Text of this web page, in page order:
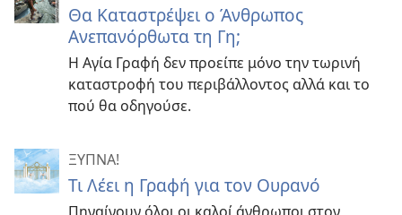
Θα Καταστρέψει ο Άνθρωπος
Ανεπανόρθωτα τη Γη;
Η Αγία Γραφή δεν προείπε μόνο την τωρινή
καταστροφή του περιβάλλοντος αλλά και το
πού θα οδηγούσε.
ΞΥΠΝΑ!
Τι Λέει η Γραφή για τον Ουρανό